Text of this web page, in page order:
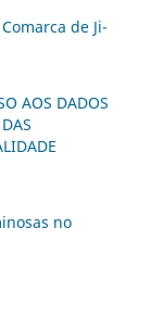
de Ji-
AOS DADOS
no